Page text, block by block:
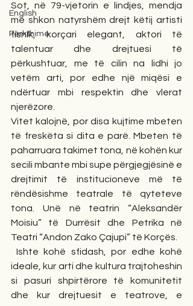
English
Përkthime
Sot, në 79-vjetorin e lindjes, mendja
më shkon natyrshëm drejt këtij artisti
fisnik, korçari elegant, aktori të
talentuar dhe drejtuesi të
përkushtuar, me të cilin na lidhi jo
vetëm arti, por edhe një miqësi e
ndërtuar mbi respektin dhe vlerat
njerëzore.
Vitet kalojnë, por disa kujtime mbeten
të freskëta si dita e parë. Mbeten të
paharruara takimet tona, në kohën kur
secili mbante mbi supe përgjegjësinë e
drejtimit të institucioneve më të
rëndësishme teatrale të qyteteve
tona. Unë në teatrin “Aleksandër
Moisiu” të Durrësit dhe Petrika në
Teatri “Andon Zako Çajupi” të Korçës.
Ishte kohë sfidash, por edhe kohë
ideale, kur arti dhe kultura trajtoheshin
si pasuri shpirtërore të komunitetit
dhe kur drejtuesit e teatrove, e